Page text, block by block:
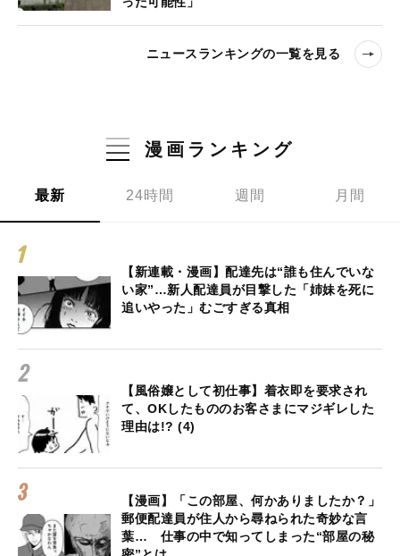
ニュースランキングの一覧を見る
漫画ランキング
最新 24時間 週間 月間
【新連載・漫画】配達先は“誰も住んでいな
い家”…新人配達員が目撃した「姉妹を死に
追いやった」むごすぎる真相
【風俗嬢として初仕事】着衣即を要求され
て、OKしたもののお客さまにマジギレした
理由は!? (4)
【漫画】「この部屋、何かありましたか？」
郵便配達員が住人から尋ねられた奇妙な言
葉… 仕事の中で知ってしまった“部屋の秘